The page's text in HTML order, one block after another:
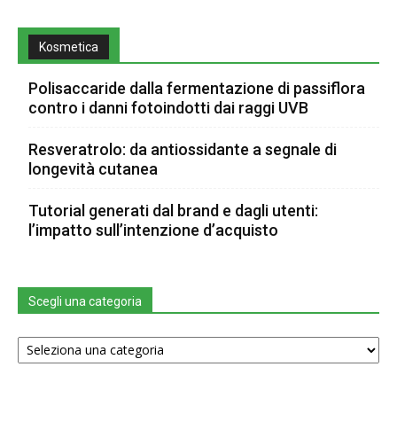
Kosmetica
Polisaccaride dalla fermentazione di passiflora
contro i danni fotoindotti dai raggi UVB
Resveratrolo: da antiossidante a segnale di
longevità cutanea
Tutorial generati dal brand e dagli utenti:
l’impatto sull’intenzione d’acquisto
Scegli una categoria
Scegli
una